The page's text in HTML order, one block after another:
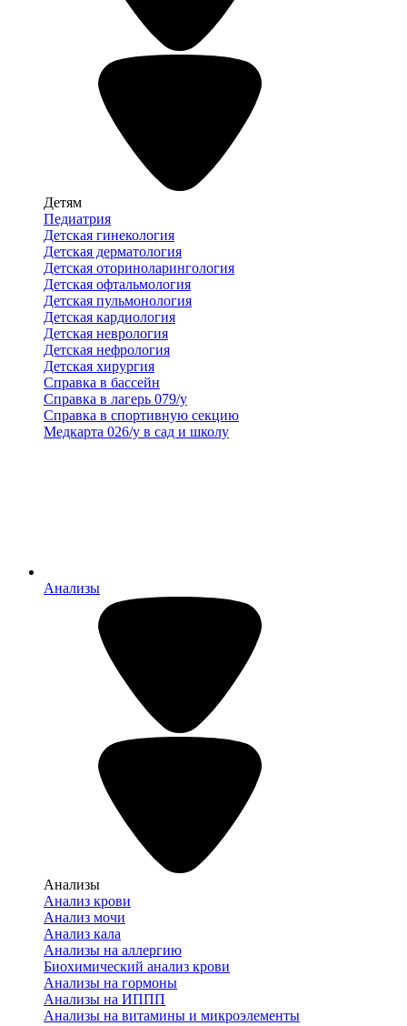
Детям
Педиатрия
Детская гинекология
Детская дерматология
Детская оториноларингология
Детская офтальмология
Детская пульмонология
Детская кардиология
Детская неврология
Детская нефрология
Детская хирургия
Справка в бассейн
Справка в лагерь 079/у
Справка в спортивную секцию
Медкарта 026/у в сад и школу
Анализы
Анализы
Анализ крови
Анализ мочи
Анализ кала
Анализы на аллергию
Биохимический анализ крови
Анализы на гормоны
Анализы на ИППП
Анализы на витамины и микроэлементы